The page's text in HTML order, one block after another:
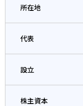
所在地
代表
設立
株主資本